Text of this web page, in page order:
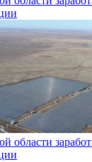
области